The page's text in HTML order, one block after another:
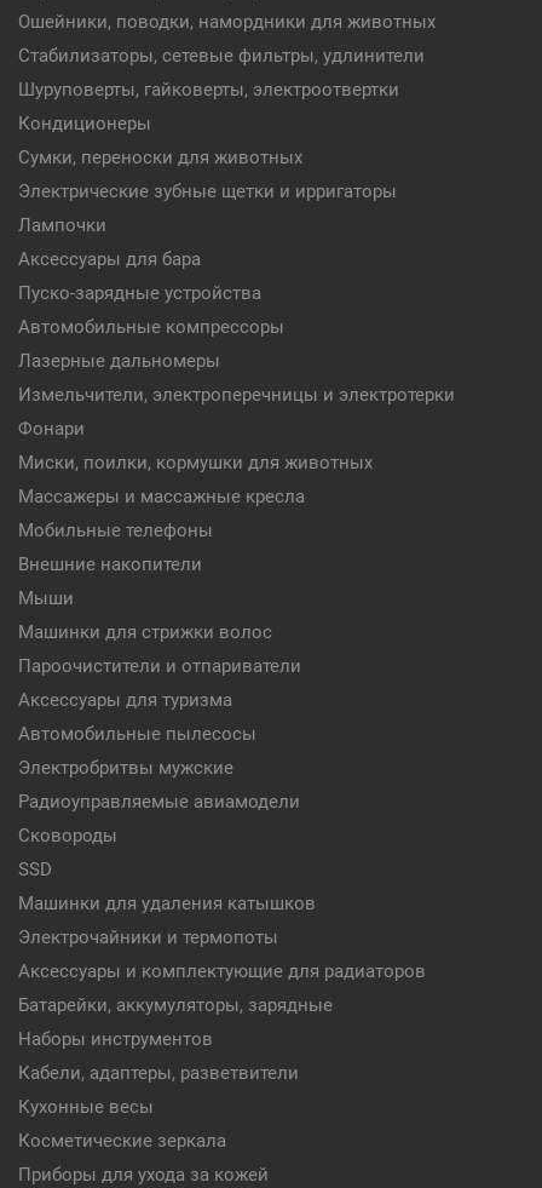
Ошейники, поводки, намордники для животных
Стабилизаторы, сетевые фильтры, удлинители
Шуруповерты, гайковерты, электроотвертки
Кондиционеры
Сумки, переноски для животных
Электрические зубные щетки и ирригаторы
Лампочки
Аксессуары для бара
Пуско-зарядные устройства
Автомобильные компрессоры
Лазерные дальномеры
Измельчители, электроперечницы и электротерки
Фонари
Миски, поилки, кормушки для животных
Массажеры и массажные кресла
Мобильные телефоны
Внешние накопители
Мыши
Машинки для стрижки волос
Пароочистители и отпариватели
Аксессуары для туризма
Автомобильные пылесосы
Электробритвы мужские
Радиоуправляемые авиамодели
Сковороды
SSD
Машинки для удаления катышков
Электрочайники и термопоты
Аксессуары и комплектующие для радиаторов
Батарейки, аккумуляторы, зарядные
Наборы инструментов
Кабели, адаптеры, разветвители
Кухонные весы
Косметические зеркала
Приборы для ухода за кожей